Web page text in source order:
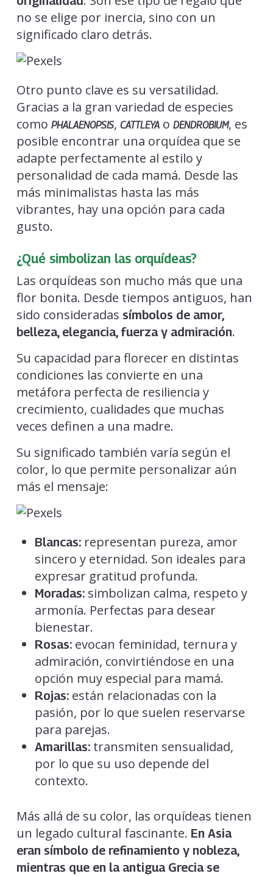
no se elige por inercia, sino con un
significado claro detrás.
Otro punto clave es su versatilidad.
Gracias a la gran variedad de especies
como PHALAENOPSIS, CATTLEYAo DENDROBIUM, es
posible encontrar una orquídea que se
adapte perfectamente al estilo y
personalidad de cada mamá. Desde las
más minimalistas hasta las más
vibrantes, hay una opción para cada
gusto.
¿Qué simbolizan las orquídeas?
Las orquídeas son mucho más que una
flor bonita. Desde tiempos antiguos, han
sido consideradas símbolos de amor,
belleza, elegancia, fuerza y admiración.
Su capacidad para florecer en distintas
condiciones las convierte en una
metáfora perfecta de resiliencia y
crecimiento, cualidades que muchas
veces definen a una madre.
Su significado también varía según el
color, lo que permite personalizar aún
más el mensaje:
Blancas:representan pureza, amor
sincero y eternidad. Son ideales para
expresar gratitud profunda.
Moradas:simbolizan calma, respeto y
armonía. Perfectas para desear
bienestar.
Rosas:evocan feminidad, ternura y
admiración, convirtiéndose en una
opción muy especial para mamá.
Rojas:están relacionadas con la
pasión, por lo que suelen reservarse
para parejas.
Amarillas:transmiten sensualidad,
por lo que su uso depende del
contexto.
Más allá de su color, las orquídeas tienen
un legado cultural fascinante. En Asia
eran símbolo de refinamiento y nobleza,
mientras que en la antigua Grecia se